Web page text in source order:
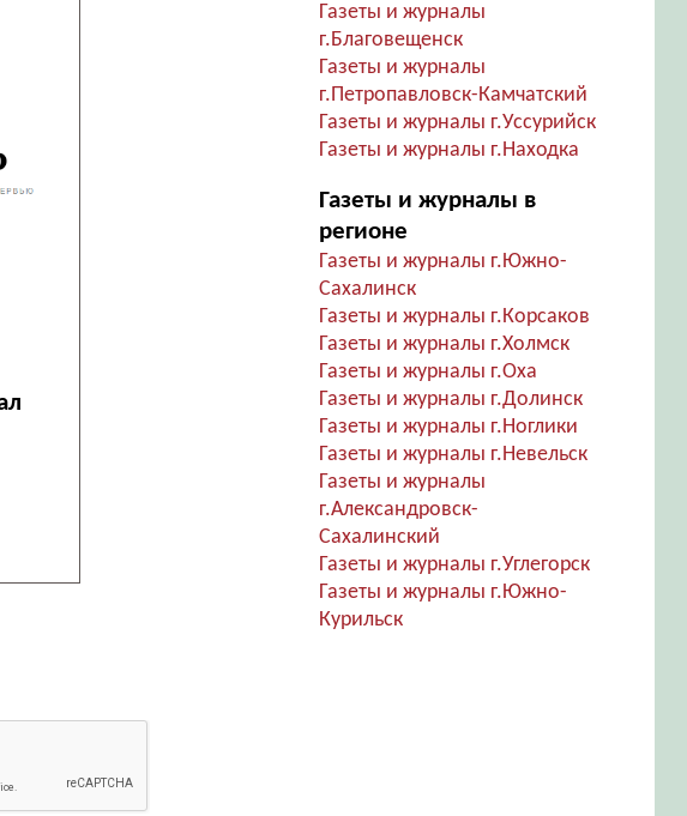
Газеты и журналы
г.Благовещенск
Газеты и журналы
г.Петропавловск-Камчатский
Газеты и журналы г.Уссурийск
Газеты и журналы г.Находка
Газеты и журналы в
регионе
Газеты и журналы г.Южно-
Сахалинск
Газеты и журналы г.Корсаков
Газеты и журналы г.Холмск
Газеты и журналы г.Оха
Газеты и журналы г.Долинск
Газеты и журналы г.Ноглики
Газеты и журналы г.Невельск
Газеты и журналы
г.Александровск-
Сахалинский
Газеты и журналы г.Углегорск
Газеты и журналы г.Южно-
Курильск